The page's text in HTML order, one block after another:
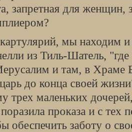
запретная для женщин,
мы находим
из Тиль-Шатель,
и там, в Храме
до конца своей
трех маленьких
проказа и с тех
обеспечить заботу о